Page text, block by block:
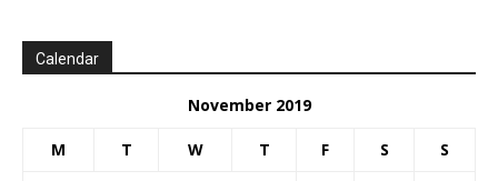
Calendar
November 2019
M T W T F S S